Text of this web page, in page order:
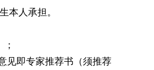
本人承担。
见即专家推荐书（须推荐